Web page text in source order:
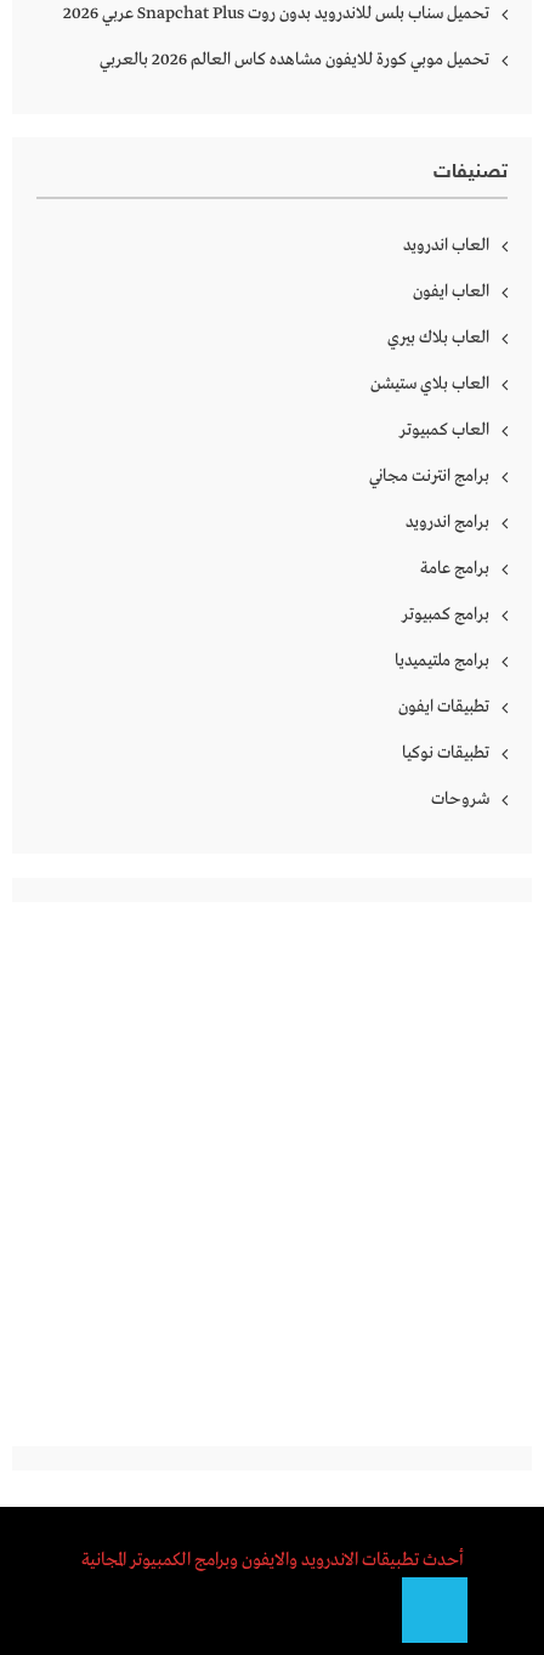
تحميل سناب بلس للاندرويد بدون روت Snapchat Plus‏ عربي 2026
تحميل موبي كورة للايفون مشاهده كاس العالم 2026 بالعربي
تصنيفات
العاب اندرويد
العاب ايفون
العاب بلاك بيري
العاب بلاي ستيشن
العاب كمبيوتر
برامج انترنت مجاني
برامج اندرويد
برامج عامة
برامج كمبيوتر
برامج ملتيميديا
تطبيقات ايفون
تطبيقات نوكيا
شروحات
أحدث تطبيقات الاندرويد والايفون وبرامج الكمبيوتر المجانية